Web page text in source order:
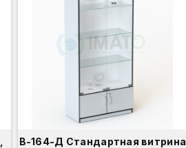
В-164-Д Стандартная витрина